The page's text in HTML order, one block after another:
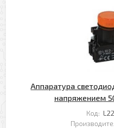
Аппаратура
напряжением
Код: